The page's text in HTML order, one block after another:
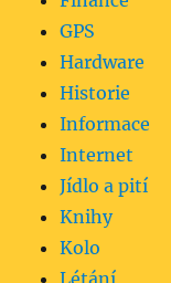
GPS
Hardware
Historie
Informace
Internet
Jídlo a pití
Knihy
Kolo
Létání